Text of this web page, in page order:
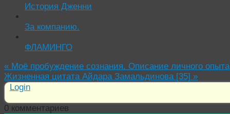
История Дженни
За компанию.
ФЛАМИНГО
« Моё пробуждение сознания. Описание личного опыта
Жизненная цитата Айдара Замальдинова [35] »
Login
0 комментариев